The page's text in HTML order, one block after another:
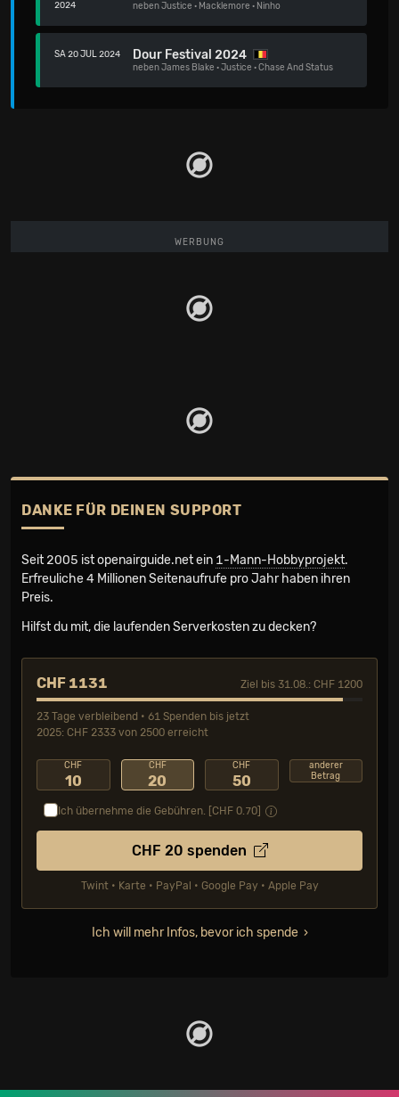
2024 nebenJustice · Macklemore · Ninho
SA 20 JUL 2024 Dour Festival 2024
nebenJames Blake ·Justice ·Chase And Status
WERBUNG
DANKE FÜR DEINEN SUPPORT
Seit 2005 ist openairguide.net ein 1-Mann-Hobbyprojekt.
Erfreuliche 4 Millionen Seiten­aufrufe pro Jahr haben ihren
Preis.
Hilfst du mit, die laufenden Serverkosten zu decken?
CHF 1131 Ziel bis 31.08.: CHF 1200
23 Tage verbleibend • 61 Spenden bis jetzt
2025: CHF 2333 von 2500 erreicht
CHF
10
CHF
20
CHF
50
anderer
Betrag
Ich übernehme die Gebühren. [CHF 0.70
CHF 20 spenden
Twint • Karte • PayPal • Google Pay • Apple Pay
Ich will mehr Infos, bevor ich spende